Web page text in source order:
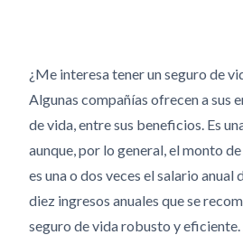
¿Me interesa tener un seguro de
Algunas compañías ofrecen a sus
de vida, entre sus beneficios. Es
aunque, por lo general, el monto
es una o dos veces el salario anual
diez ingresos anuales que se
seguro de vida robusto y eficiente.